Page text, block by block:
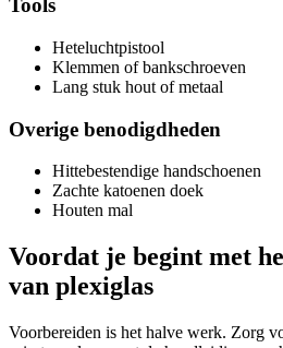
Tools
Heteluchtpistool
Klemmen of bankschroeven
Lang stuk hout of metaal
Overige benodigdheden
Hittebestendige handschoenen
Zachte katoenen doek
Houten mal
Voordat je begint met
van plexiglas
Voorbereiden is het halve werk. Zorg